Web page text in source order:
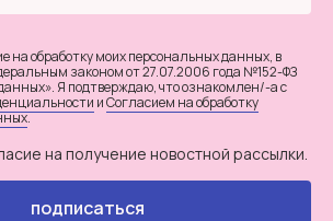
на обработку моих персональных данных, в
законом от 27.07.2006 года №152-ФЗ
Я подтверждаю, что ознакомлен/-а с
иСогласием на обработку
.
на получение новостной рассылки.
подписаться